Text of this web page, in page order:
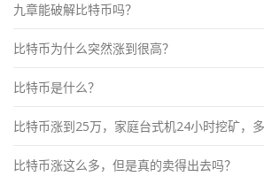
九章能破解比特币吗？
比特币为什么突然涨到很高？
比特币是什么？
比特币涨到25万，家庭台式机24小时挖矿，
比特币涨这么多，但是真的卖得出去吗？